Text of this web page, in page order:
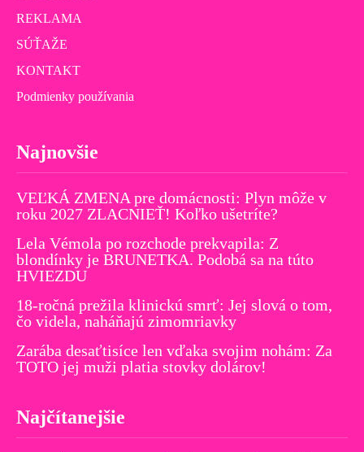
REKLAMA
SÚŤAŽE
KONTAKT
Podmienky používania
Najnovšie
VEĽKÁ ZMENA pre domácnosti: Plyn môže v
roku 2027 ZLACNIEŤ! Koľko ušetríte?
Lela Vémola po rozchode prekvapila: Z
blondínky je BRUNETKA. Podobá sa na túto
HVIEZDU
18-ročná prežila klinickú smrť: Jej slová o tom,
čo videla, naháňajú zimomriavky
Zarába desaťtisíce len vďaka svojim nohám: Za
TOTO jej muži platia stovky dolárov!
Najčítanejšie